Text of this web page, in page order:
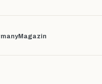
Magazin